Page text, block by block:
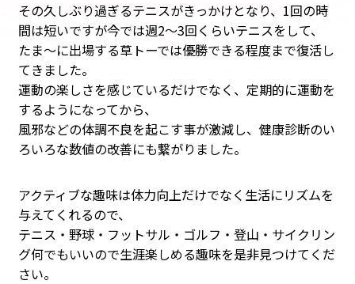
その久しぶり過ぎるテニスがきっかけとなり、1回の時
間は短いですが今では週2～3回くらいテニスをして、
たま～に出場する草トーでは優勝できる程度まで復活し
てきました。
運動の楽しさを感じているだけでなく、定期的に運動を
するようになってから、
風邪などの体調不良を起こす事が激減し、健康診断のい
ろいろな数値の改善にも繋がりました。
アクティブな趣味は体力向上だけでなく生活にリズムを
与えてくれるので、
テニス・野球・フットサル・ゴルフ・登山・サイクリン
グ何でもいいので生涯楽しめる趣味を是非見つけてくだ
さい。